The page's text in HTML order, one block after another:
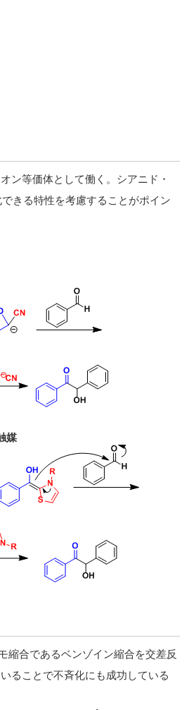
ン等価体として働く。シアニド・
きる特性を考慮することがポイン
媒
縮合であるベンゾイン縮合を交差反
ることで不斉化にも成功している